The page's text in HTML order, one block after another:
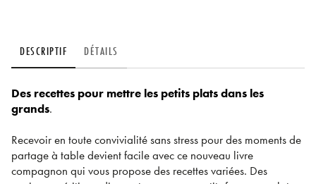
DESCRIPTIF DÉTAILS
Des recettes pour mettre les petits plats dans les
grands.
Recevoir en toute convivialité sans stress pour des moments de
partage à table devient facile avec ce nouveau livre
compagnon qui vous propose des recettes variées. Des